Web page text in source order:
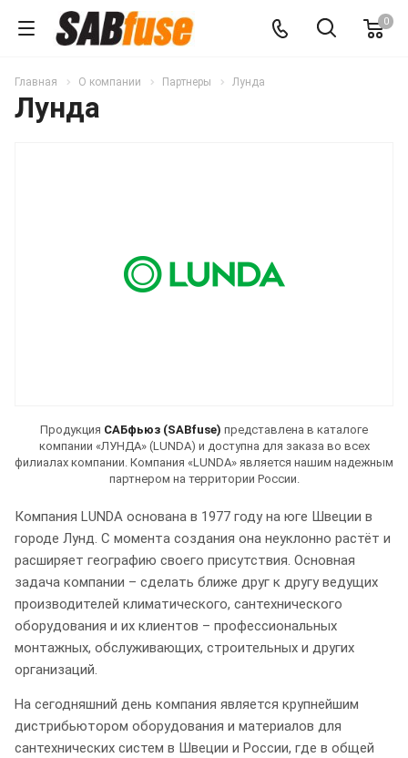
0
Главная О компании Партнеры Лунда
Лунда
Продукция САБфьюз (SABfuse) представлена в каталоге
компании «ЛУНДА» (LUNDA) и доступна для заказа во всех
филиалах компании. Компания «LUNDA» является нашим надежным
партнером на территории России.
Компания LUNDA основана в 1977 году на юге Швеции в
городе Лунд. С момента создания она неуклонно растёт и
расширяет географию своего присутствия. Основная
задача компании – сделать ближе друг к другу ведущих
производителей климатического, сантехнического
оборудования и их клиентов – профессиональных
монтажных, обслуживающих, строительных и других
организаций.
На сегодняшний день компания является крупнейшим
дистрибьютором оборудования и материалов для
сантехнических систем в Швеции и России, где в общей